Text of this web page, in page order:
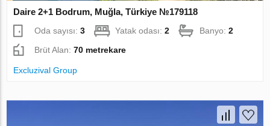
Daire 2+1 Bodrum, Muğla, Türkiye №179118
Oda sayısı:3 Yatak odası:2 Banyo:2
Brüt Alan:70 metrekare
Excluzival Group